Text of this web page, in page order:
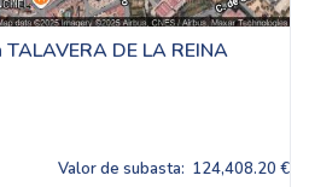
DE LA REINA
Valor de subasta: 124,408.20 €